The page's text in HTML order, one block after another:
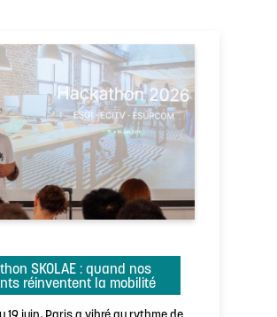
SKOLAE : quand nos
réinventent la mobilité